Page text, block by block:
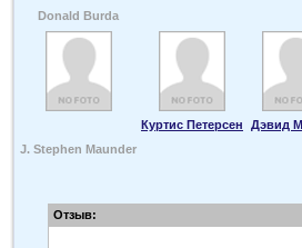
Donald Burda
Куртис Петерсен
Дэвид
J. Stephen Maunder
Отзыв: